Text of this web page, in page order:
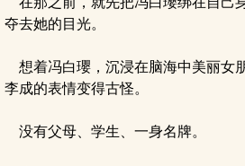
夺去她的目光。
想着冯白瓔，沉浸在脑海中美丽女
李成的表情变得古怪。
没有父母、学生、一身名牌。